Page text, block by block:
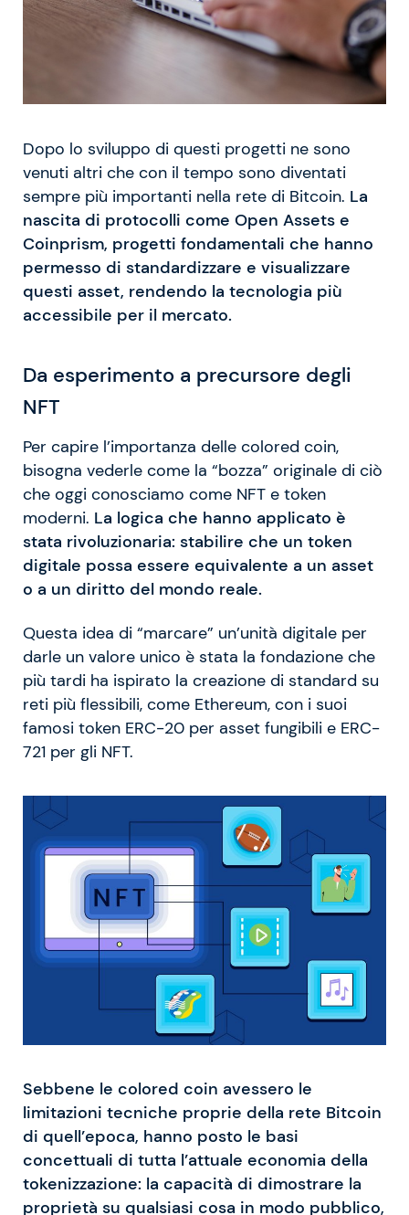
Dopo lo sviluppo di questi progetti ne sono
venuti altri che con il tempo sono diventati
sempre più importanti nella rete di Bitcoin. La
nascita di protocolli come Open Assets e
Coinprism, progetti fondamentali che hanno
permesso di standardizzare e visualizzare
questi asset, rendendo la tecnologia più
accessibile per il mercato.
Da esperimento a precursore degli
NFT
Per capire l’importanza delle colored coin,
bisogna vederle come la “bozza” originale di ciò
che oggi conosciamo come NFT e token
moderni. La logica che hanno applicato è
stata rivoluzionaria: stabilire che un token
digitale possa essere equivalente a un asset
o a un diritto del mondo reale.
Questa idea di “marcare” un’unità digitale per
darle un valore unico è stata la fondazione che
più tardi ha ispirato la creazione di standard su
reti più flessibili, come Ethereum, con i suoi
famosi token ERC-20 per asset fungibili e ERC-
721 per gli NFT.
Sebbene le colored coin avessero le
limitazioni tecniche proprie della rete Bitcoin
di quell’epoca, hanno posto le basi
concettuali di tutta l’attuale economia della
tokenizzazione: la capacità di dimostrare la
proprietà su qualsiasi cosa in modo pubblico,